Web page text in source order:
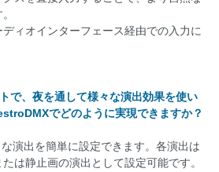
ィオインターフェース経由での入力に
で、夜を通して様々な演出効果を使い
でどのように実現できますか？
演出を簡単に設定できます。各演出は
は静止画の演出として設定可能です。